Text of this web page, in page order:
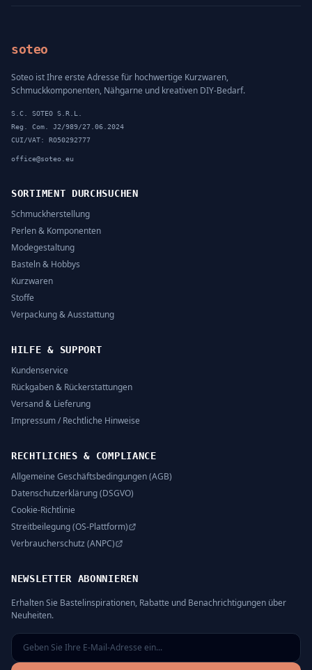
soteo
Soteo ist Ihre erste Adresse für hochwertige Kurzwaren,
Schmuckkomponenten, Nähgarne und kreativen DIY-Bedarf.
S.C. SOTEO S.R.L.
Reg. Com. J2/989/27.06.2024
CUI/VAT: RO50292777
office@soteo.eu
SORTIMENT DURCHSUCHEN
Schmuckherstellung
Perlen & Komponenten
Modegestaltung
Basteln & Hobbys
Kurzwaren
Stoffe
Verpackung & Ausstattung
HILFE & SUPPORT
Kundenservice
Rückgaben & Rückerstattungen
Versand & Lieferung
Impressum / Rechtliche Hinweise
RECHTLICHES & COMPLIANCE
Allgemeine Geschäftsbedingungen (AGB)
Datenschutzerklärung (DSGVO)
Cookie-Richtlinie
Streitbeilegung (OS-Plattform)
Verbraucherschutz (ANPC)
NEWSLETTER ABONNIEREN
Erhalten Sie Bastelinspirationen, Rabatte und Benachrichtigungen über
Neuheiten.